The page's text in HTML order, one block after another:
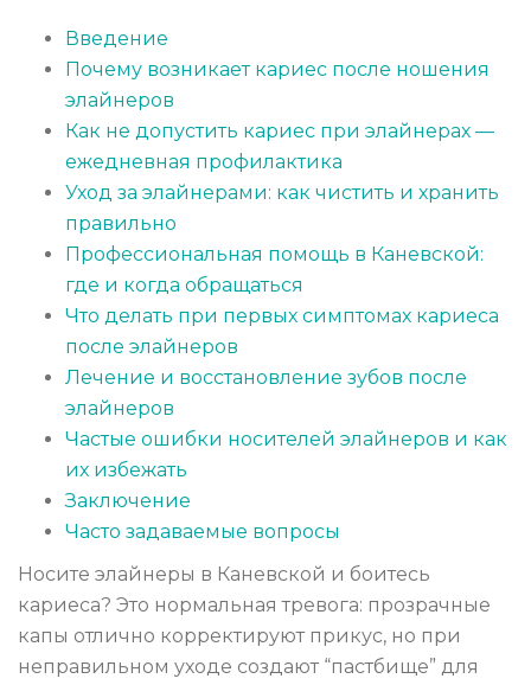
Введение
Почему возникает кариес после ношения
элайнеров
Как не допустить кариес при элайнерах —
ежедневная профилактика
Уход за элайнерами: как чистить и хранить
правильно
Профессиональная помощь в Каневской:
где и когда обращаться
Что делать при первых симптомах кариеса
после элайнеров
Лечение и восстановление зубов после
элайнеров
Частые ошибки носителей элайнеров и как
их избежать
Заключение
Часто задаваемые вопросы
Носите элайнеры в Каневской и боитесь
кариеса? Это нормальная тревога: прозрачные
капы отлично корректируют прикус, но при
неправильном уходе создают “пастбище” для